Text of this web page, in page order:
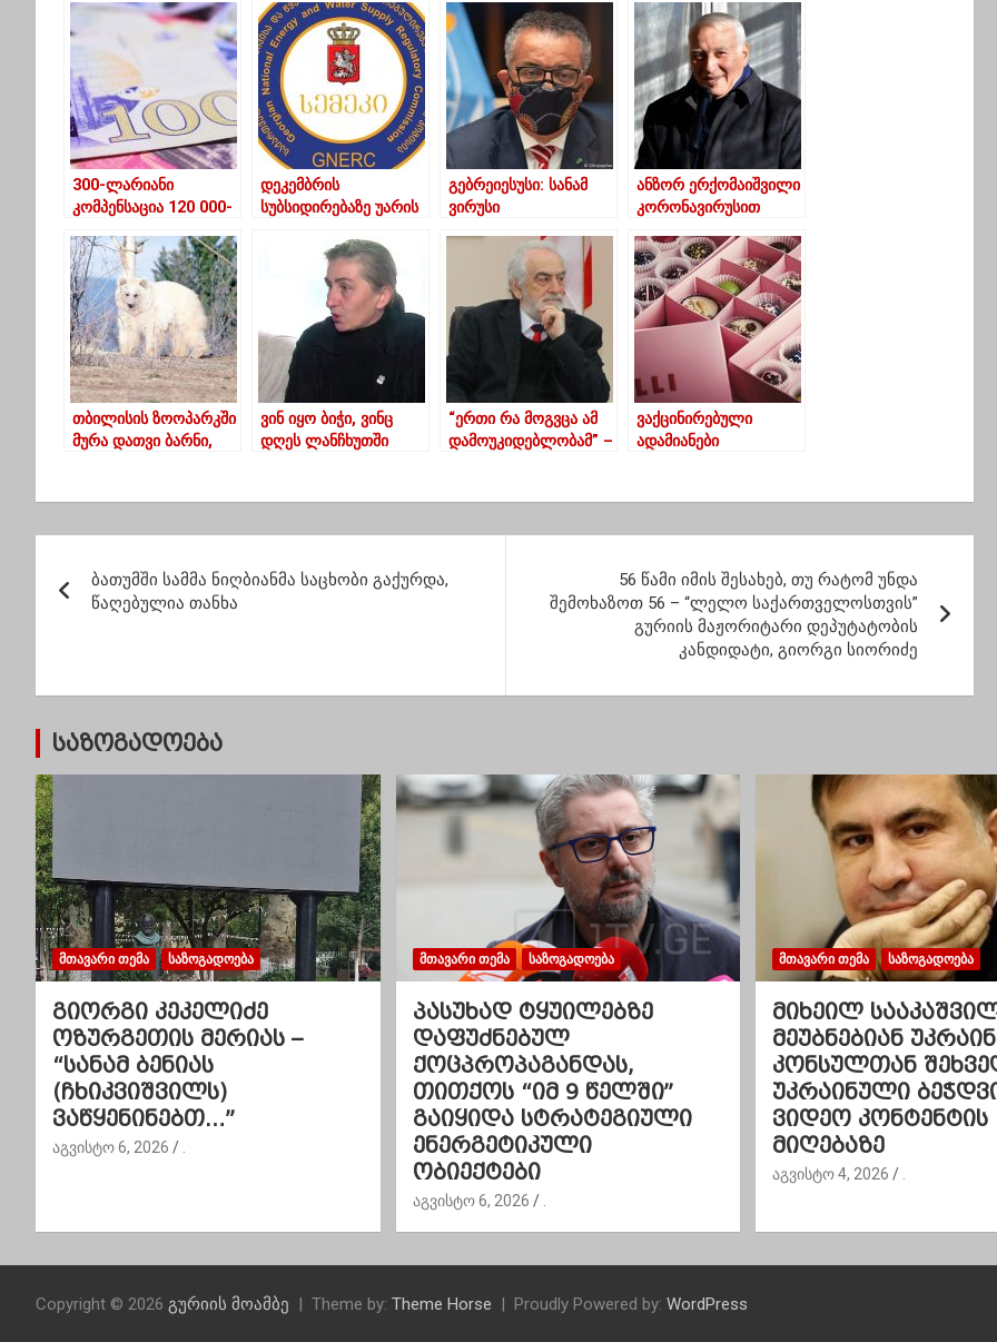
300-ლარიანი
კომპენსაცია 120 000-
აიღო – მაჭავარიანი
დეკემბრის
სუბსიდირებაზე უარის
იანვარია – სემეკი
გებრეიესუსი: სანამ
ვირუსი
განაგრძნობს,
გარდაცვალების
მაჩვენებელი
მოიმატებს და
ეკონომიკის აღდგენა
ანზორ ერქომაიშვილი
კორონავირუსით
თბილისის ზოოპარკში
მურა დათვი ბარნი,
ვინ იყო ბიჭი, ვინც
დღეს ლანჩხუთში
მომხდარ ტრაგედიაზე
“ერთი რა მოგვცა ამ
დამოუკიდებლობამ” –
ვაქცინირებული
ადამიანები
ფასდაკლებით
ო
ტ
ი
ს
ნ
ა
ვ
ი
გ
ა
ც
ი
ბათუმში სამმა ნიღბიანმა საცხობი გაქურდა,
წაღებულია თანხა
56 წამი იმის შესახებ, თუ რატომ უნდა
შემოხაზოთ 56 – “ლელო საქართველოსთვის”
გურიის მაჟორიტარი დეპუტატობის
კანდიდატი, გიორგი სიორიძე
საზოგადოება
ᲛᲗᲐᲕᲐᲠᲘ ᲗᲔᲛᲐ ᲡᲐᲖᲝᲒᲐᲓᲝᲔᲑᲐ
გიორგი კეკელიძე
ოზურგეთის მერიას –
“სანამ ბენიას
(ჩხიკვიშვილს)
ვაწყენინებთ…”
აგვისტო 6, 2026
ᲛᲗᲐᲕᲐᲠᲘ ᲗᲔᲛᲐ ᲡᲐᲖᲝᲒᲐᲓᲝᲔᲑᲐ
პასუხად ტყუილებზე
დაფუძნებულ
ქოცპროპაგანდას,
თითქოს “იმ 9 წელში”
გაიყიდა სტრატეგიული
ენერგეტიკული
ობიექტები
აგვისტო 6, 2026
ᲛᲗᲐᲕᲐᲠᲘ ᲗᲔᲛᲐ ᲡᲐᲖᲝᲒᲐᲓᲝᲔᲑᲐ
მიხეილ
მეუბნებიან
კონსულთან
უკრაინული
ვიდეო კონტენტის
მიღებაზე
აგვისტო 4, 2026
Copyright © 2026 გურიის მოამბე Theme by: Theme Horse Proudly Powered by: WordPress